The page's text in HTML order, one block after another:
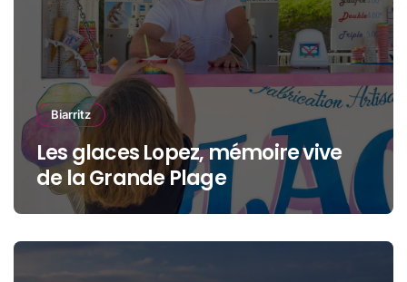
Biarritz
Les glaces Lopez, mémoire vive
de la Grande Plage